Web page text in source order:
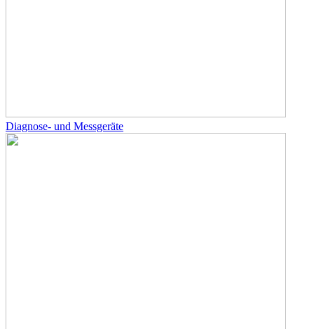
Diagnose- und Messgeräte